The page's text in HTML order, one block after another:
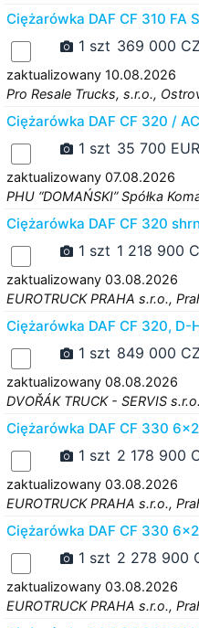
Ciężarówka DAF CF 310 FA
1 szt 369 000
zaktualizowany 10.08.2026
Pro Resale Trucks, s.r.o.,
Ciężarówka DAF CF 320 /
1 szt 35 700 EUR
zaktualizowany 07.08.2026
PHU “DOMAŃSKI” Spółka
Ciężarówka DAF CF 320
1 szt 1 218 900
zaktualizowany 03.08.2026
EUROTRUCK PRAHA s.r.o.,
Ciężarówka DAF CF 320, D-
1 szt 849 000
zaktualizowany 08.08.2026
DVOŘÁK TRUCK - SERVIS
Ciężarówka DAF CF 330
1 szt 2 178 900
zaktualizowany 03.08.2026
EUROTRUCK PRAHA s.r.o.,
Ciężarówka DAF CF 330
1 szt 2 278 900
zaktualizowany 03.08.2026
EUROTRUCK PRAHA s.r.o.,